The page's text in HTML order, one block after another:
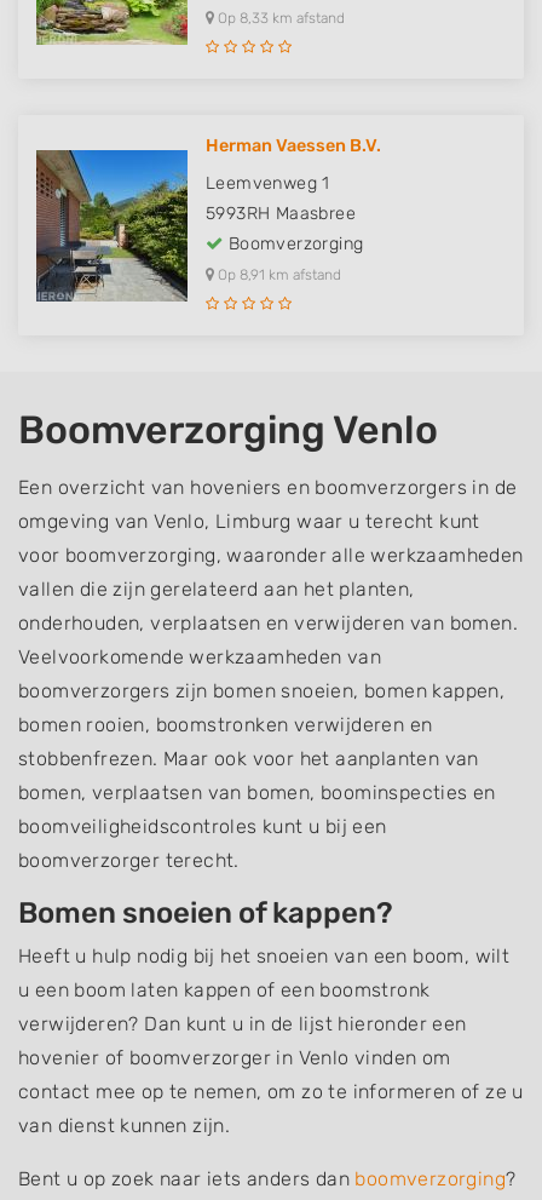
Op 8,33 km afstand
Herman Vaessen B.V.
Leemvenweg 1
5993RH Maasbree
Boomverzorging
Op 8,91 km afstand
Boomverzorging Venlo
Een overzicht van hoveniers en boomverzorgers in de
omgeving van Venlo, Limburg waar u terecht kunt
voor boomverzorging, waaronder alle werkzaamheden
vallen die zijn gerelateerd aan het planten,
onderhouden, verplaatsen en verwijderen van bomen.
Veelvoorkomende werkzaamheden van
boomverzorgers zijn bomen snoeien, bomen kappen,
bomen rooien, boomstronken verwijderen en
stobbenfrezen. Maar ook voor het aanplanten van
bomen, verplaatsen van bomen, boominspecties en
boomveiligheidscontroles kunt u bij een
boomverzorger terecht.
Bomen snoeien of kappen?
Heeft u hulp nodig bij het snoeien van een boom, wilt
u een boom laten kappen of een boomstronk
verwijderen? Dan kunt u in de lijst hieronder een
hovenier of boomverzorger in Venlo vinden om
contact mee op te nemen, om zo te informeren of ze u
van dienst kunnen zijn.
Bent u op zoek naar iets anders dan boomverzorging?